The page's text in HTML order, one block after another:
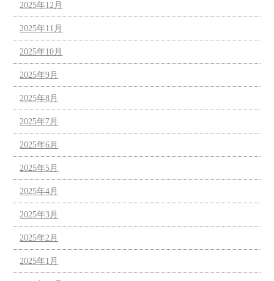
2025年12月
2025年11月
2025年10月
2025年9月
2025年8月
2025年7月
2025年6月
2025年5月
2025年4月
2025年3月
2025年2月
2025年1月